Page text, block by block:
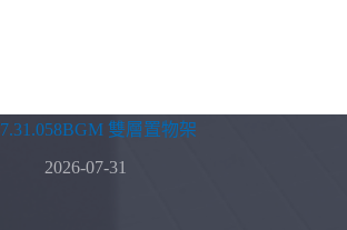
7.31.058BGM 雙層置物架
2026-07-31